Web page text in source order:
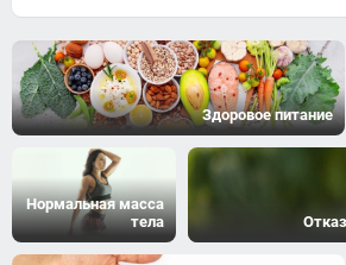
Здоровое питание
Нормальная масса
тела